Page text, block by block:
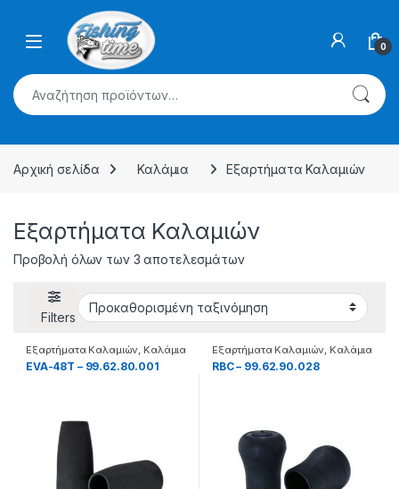
Skip to navigation
0
Αναζήτηση για:
Αρχική σελίδα Καλάμια Εξαρτήματα Καλαμιών
Εξαρτήματα Καλαμιών
Προβολή όλων των 3 αποτελεσμάτων
Filters
Εξαρτήματα Καλαμιών, Καλάμια
EVA-48T – 99.62.80.001
Εξαρτήματα Καλαμιών, Καλάμια
RBC – 99.62.90.028